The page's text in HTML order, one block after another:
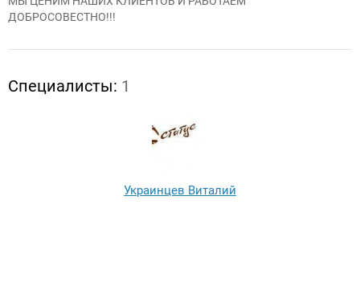
ДОБРОСОВЕСТНО!!!
Специалисты: 1
Украинцев Виталий